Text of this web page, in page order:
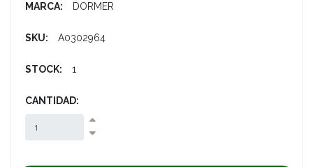
MARCA: DORMER
SKU: A0302964
STOCK: 1
CANTIDAD: